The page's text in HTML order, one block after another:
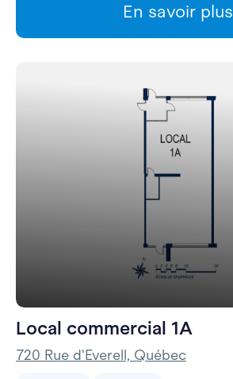
En savoir plus
Local commercial 1A
720 Rue d'Everell, Québec